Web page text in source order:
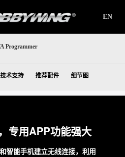
EN
Programmer
技术支持 推荐配件 细节图
专用APP功能强大
智能手机建立无线连接，利用